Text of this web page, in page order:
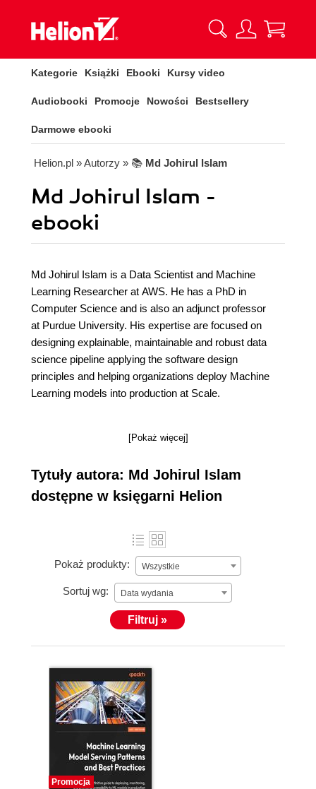
Kategorie Książki Ebooki Kursy video
Audiobooki Promocje Nowości Bestsellery
Darmowe ebooki
Helion.pl » Autorzy » 📚 Md Johirul Islam
Md Johirul Islam -
ebooki
Md Johirul Islam is a Data Scientist and Machine
Learning Researcher at AWS. He has a PhD in
Computer Science and is also an adjunct professor
at Purdue University. His expertise are focused on
designing explainable, maintainable and robust data
science pipeline applying the software design
principles and helping organizations deploy Machine
Learning models into production at Scale.
[Pokaż więcej]
Tytuły autora: Md Johirul Islam
dostępne w księgarni Helion
Pokaż produkty: Wszystkie
Sortuj wg: Data wydania
Filtruj »
Promocja